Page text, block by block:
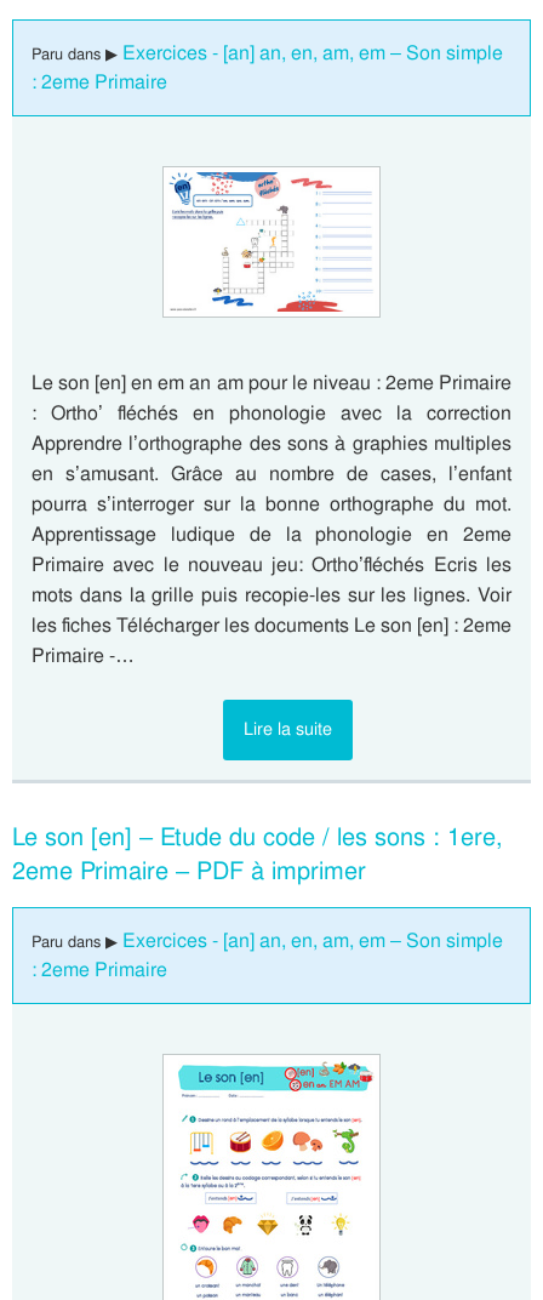
Paru dans ▶ Exercices - [an] an, en, am, em – Son simple
: 2eme Primaire
Le son [en] en em an am pour le niveau : 2eme Primaire
: Ortho’ fléchés en phonologie avec la correction
Apprendre l’orthographe des sons à graphies multiples
en s’amusant. Grâce au nombre de cases, l’enfant
pourra s’interroger sur la bonne orthographe du mot.
Apprentissage ludique de la phonologie en 2eme
Primaire avec le nouveau jeu: Ortho’fléchés Ecris les
mots dans la grille puis recopie-les sur les lignes. Voir
les fiches Télécharger les documents Le son [en] : 2eme
Primaire -…
Lire la suite
Le son [en] – Etude du code / les sons : 1ere,
2eme Primaire – PDF à imprimer
Paru dans ▶ Exercices - [an] an, en, am, em – Son simple
: 2eme Primaire